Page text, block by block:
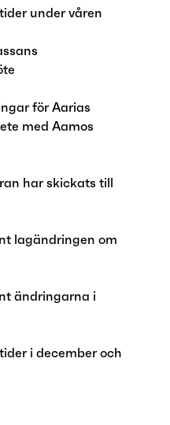
under våren
för Aarias
med Aamos
har skickats till
lagändringen om
ändringarna i
i december och